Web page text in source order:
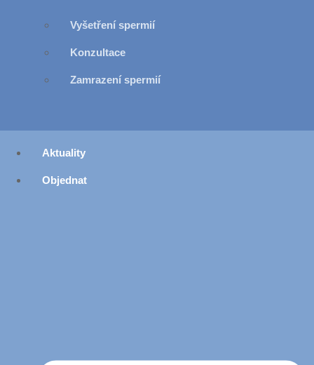
Vyšetření spermií
Konzultace
Zamrazení spermií
Aktuality
Objednat